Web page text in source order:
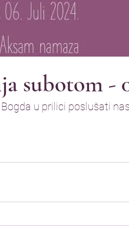
subotom -
u prilici poslušati